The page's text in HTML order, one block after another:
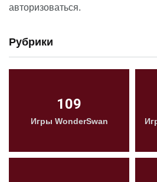
авторизоваться.
Рубрики
109
Игры WonderSwan